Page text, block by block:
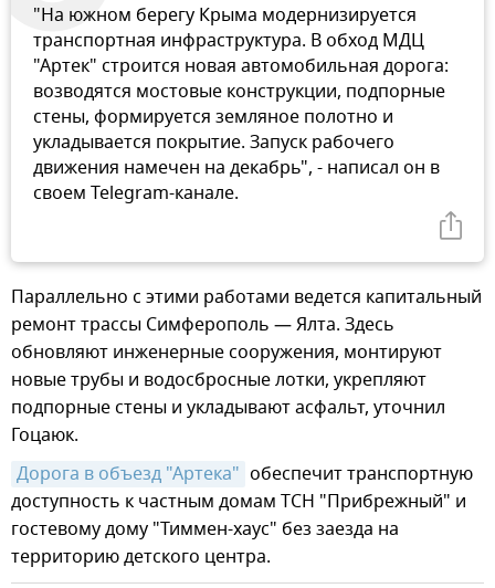
"На южном берегу Крыма модернизируется
транспортная инфраструктура. В обход МДЦ
"Артек" строится новая автомобильная дорога:
возводятся мостовые конструкции, подпорные
стены, формируется земляное полотно и
укладывается покрытие. Запуск рабочего
движения намечен на декабрь", - написал он в
своем Telegram-канале.
Параллельно с этими работами ведется капитальный
ремонт трассы Симферополь — Ялта. Здесь
обновляют инженерные сооружения, монтируют
новые трубы и водосбросные лотки, укрепляют
подпорные стены и укладывают асфальт, уточнил
Гоцаюк.
Дорога в объезд "Артека" обеспечит транспортную
доступность к частным домам ТСН "Прибрежный" и
гостевому дому "Тиммен-хаус" без заезда на
территорию детского центра.